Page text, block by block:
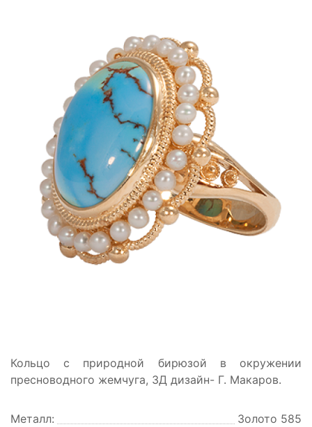
Кольцо с природной бирюзой в окружении
пресноводного жемчуга, 3Д дизайн- Г. Макаров.
Металл: Золото 585